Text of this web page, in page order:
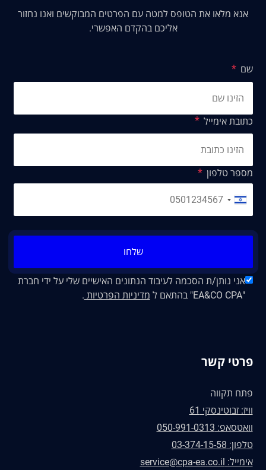
אנא מלאו את הטופס למטה עם הפרטים המבוקשים ואנו נחזור
אליכם בהקדם האפשרי.
שם
כתובת אימייל
מספר טלפון
שלחו
אני נותן/ת הסכמה לעיבוד הנתונים האישיים שלי על ידי חברת
"EA&CO CPA" בהתאם ל
מדיניות הפרטיות .
פרטי קשר
פתח תקווה
וויז: זבוטינסקי 61
וואטסאפ: 050-991-0313
טלפון: 03-374-15-58
אימייל: service@cpa-ea.co.il